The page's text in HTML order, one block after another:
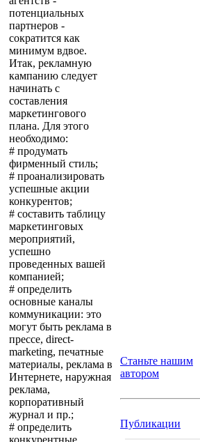
потенциальных
партнеров -
сократится как
минимум вдвое.
Итак, рекламную
кампанию следует
начинать с
составления
маркетингового
плана. Для этого
необходимо:
# продумать
фирменный стиль;
# проанализировать
успешные акции
конкурентов;
# составить таблицу
маркетинговых
мероприятий,
успешно
проведенных вашей
компанией;
# определить
основные каналы
коммуникации: это
могут быть реклама в
прессе, direct-
marketing, печатные
материалы, реклама в
Интернете, наружная
реклама,
корпоративный
журнал и пр.;
# определить
конкурентные
Станьте нашим
автором
Публикации